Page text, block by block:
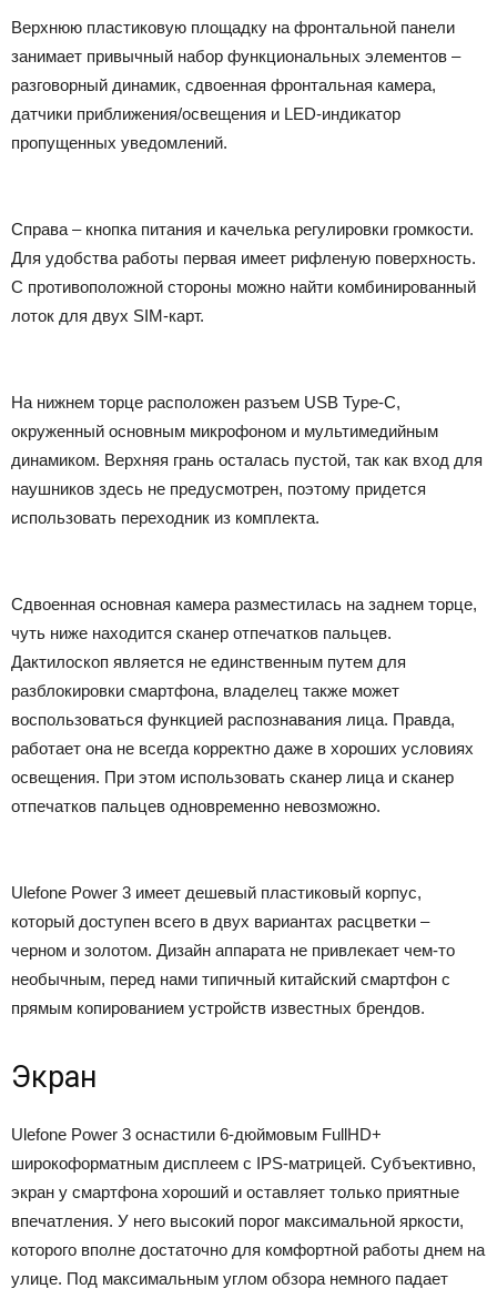
Верхнюю пластиковую площадку на фронтальной панели
занимает привычный набор функциональных элементов –
разговорный динамик, сдвоенная фронтальная камера,
датчики приближения/освещения и LED-индикатор
пропущенных уведомлений.
Справа – кнопка питания и качелька регулировки громкости.
Для удобства работы первая имеет рифленую поверхность.
С противоположной стороны можно найти комбинированный
лоток для двух SIM-карт.
На нижнем торце расположен разъем USB Type-C,
окруженный основным микрофоном и мультимедийным
динамиком. Верхняя грань осталась пустой, так как вход для
наушников здесь не предусмотрен, поэтому придется
использовать переходник из комплекта.
Сдвоенная основная камера разместилась на заднем торце,
чуть ниже находится сканер отпечатков пальцев.
Дактилоскоп является не единственным путем для
разблокировки смартфона, владелец также может
воспользоваться функцией распознавания лица. Правда,
работает она не всегда корректно даже в хороших условиях
освещения. При этом использовать сканер лица и сканер
отпечатков пальцев одновременно невозможно.
Ulefone Power 3 имеет дешевый пластиковый корпус,
который доступен всего в двух вариантах расцветки –
черном и золотом. Дизайн аппарата не привлекает чем-то
необычным, перед нами типичный китайский смартфон с
прямым копированием устройств известных брендов.
Экран
Ulefone Power 3 оснастили 6-дюймовым FullHD+
широкоформатным дисплеем с IPS-матрицей. Субъективно,
экран у смартфона хороший и оставляет только приятные
впечатления. У него высокий порог максимальной яркости,
которого вполне достаточно для комфортной работы днем на
улице. Под максимальным углом обзора немного падает